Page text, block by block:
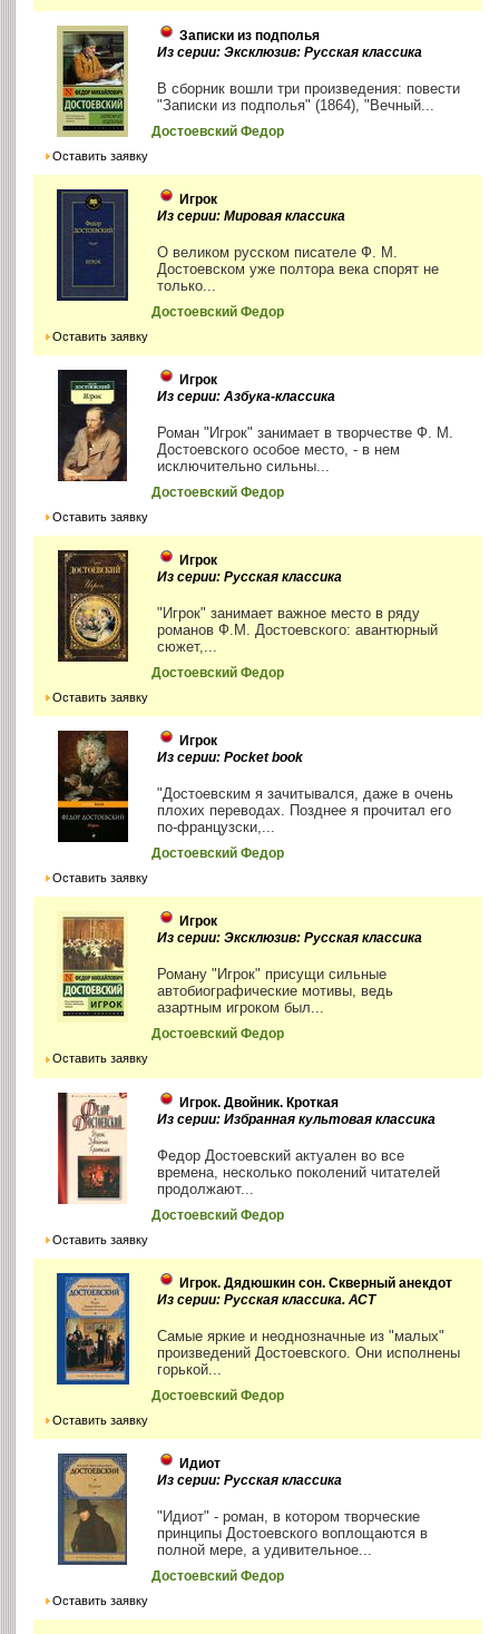
Записки из подполья
Из серии: Эксклюзив: Русская классика
В сборник вошли три произведения: повести
"Записки из подполья" (1864), "Вечный...
Достоевский Федор
Оставить заявку
Игрок
Из серии: Мировая классика
О великом русском писателе Ф. М.
Достоевском уже полтора века спорят не
только...
Достоевский Федор
Оставить заявку
Игрок
Из серии: Азбука-классика
Роман "Игрок" занимает в творчестве Ф. М.
Достоевского особое место, - в нем
исключительно сильны...
Достоевский Федор
Оставить заявку
Игрок
Из серии: Русская классика
"Игрок" занимает важное место в ряду
романов Ф.М. Достоевского: авантюрный
сюжет,...
Достоевский Федор
Оставить заявку
Игрок
Из серии: Pocket book
"Достоевским я зачитывался, даже в очень
плохих переводах. Позднее я прочитал его
по-французски,...
Достоевский Федор
Оставить заявку
Игрок
Из серии: Эксклюзив: Русская классика
Роману "Игрок" присущи сильные
автобиографические мотивы, ведь
азартным игроком был...
Достоевский Федор
Оставить заявку
Игрок. Двойник. Кроткая
Из серии: Избранная культовая классика
Федор Достоевский актуален во все
времена, несколько поколений читателей
продолжают...
Достоевский Федор
Оставить заявку
Игрок. Дядюшкин сон. Скверный анекдот
Из серии: Русская классика. АСТ
Самые яркие и неоднозначные из "малых"
произведений Достоевского. Они исполнены
горькой...
Достоевский Федор
Оставить заявку
Идиот
Из серии: Русская классика
"Идиот" - роман, в котором творческие
принципы Достоевского воплощаются в
полной мере, а удивительное...
Достоевский Федор
Оставить заявку